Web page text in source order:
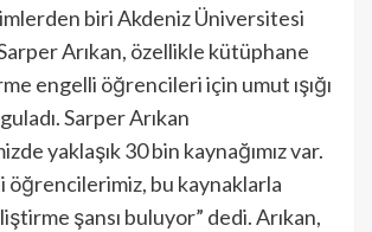
biri Akdeniz Üniversitesi
Arıkan, özellikle kütüphane
engelli öğrencileri için umut ışığı
Sarper Arıkan
yaklaşık 30 bin kaynağımız var.
öğrencilerimiz, bu kaynaklarla
şansı buluyor” dedi. Arıkan,